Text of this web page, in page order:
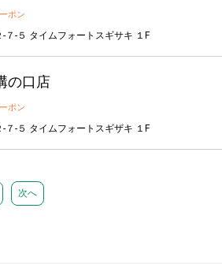
ポン
７-５ タイムフォートスギサキ １F
の口店
ポン
７-５ タイムフォートスギザキ １F
次へ